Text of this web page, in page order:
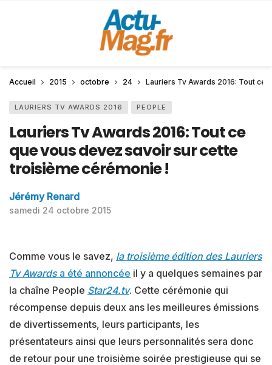
Accueil 2015 octobre 24 Lauriers Tv Awards 2016: Tout
LAURIERS TV AWARDS 2016 PEOPLE
Lauriers Tv Awards 2016: Tout ce
que vous devez savoir sur cette
troisième cérémonie !
Jérémy Renard
samedi 24 octobre 2015
Comme vous le savez, la troisième édition des Lauriers
Tv Awardsa été annoncée il y a quelques semaines par
la chaîne People Star24.tv. Cette cérémonie qui
récompense depuis deux ans les meilleures émissions
de divertissements, leurs participants, les
présentateurs ainsi que leurs personnalités sera donc
de retour pour une troisième soirée prestigieuse qui se